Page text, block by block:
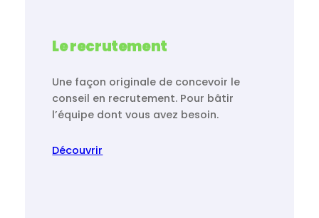
Le recrutement
Une façon originale de concevoir le
conseil en recrutement. Pour bâtir
l’équipe dont vous avez besoin.
Découvrir